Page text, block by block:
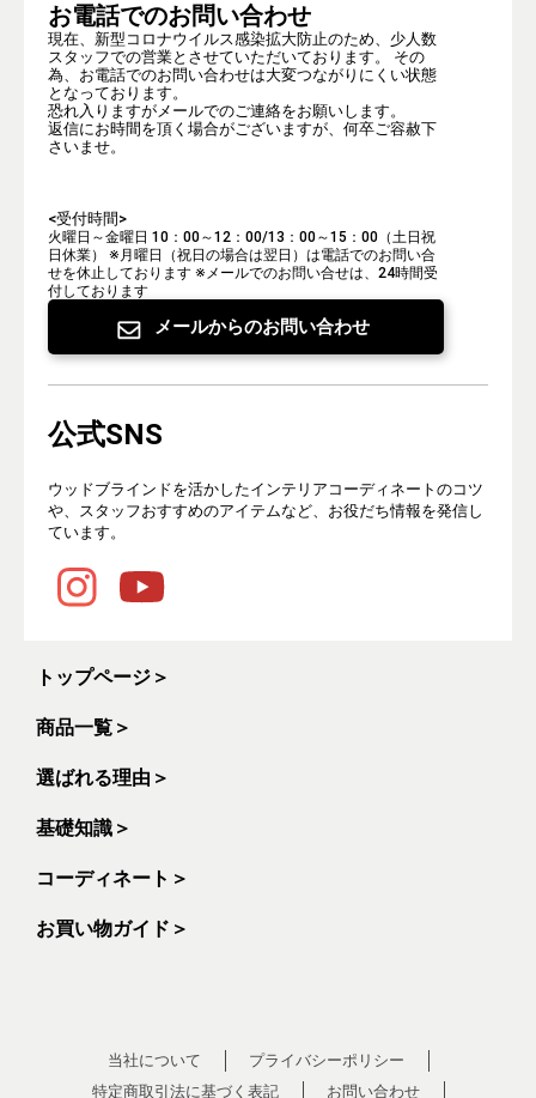
お電話でのお問い合わせ
現在、新型コロナウイルス感染拡大防止のため、少人数
スタッフでの営業とさせていただいております。 その
為、お電話でのお問い合わせは大変つながりにくい状態
となっております。
恐れ入りますがメールでのご連絡をお願いします。
返信にお時間を頂く場合がございますが、何卒ご容赦下
さいませ。
<受付時間>
火曜日～金曜日 10：00～12：00/13：00～15：00（土日祝
日休業）
※月曜日（祝日の場合は翌日）は電話でのお問い合
せを休止しております ※メールでのお問い合せは、24時間受
付しております
メールからのお問い合わせ
公式SNS
ウッドブラインドを活かしたインテリアコーディネートのコツ
や、スタッフおすすめのアイテムなど、お役だち情報を発信し
ています。
トップページ ＞
商品一覧 ＞
選ばれる理由 ＞
基礎知識 ＞
コーディネート ＞
お買い物ガイド ＞
当社について
プライバシーポリシー
特定商取引法に基づく表記
お問い合わせ